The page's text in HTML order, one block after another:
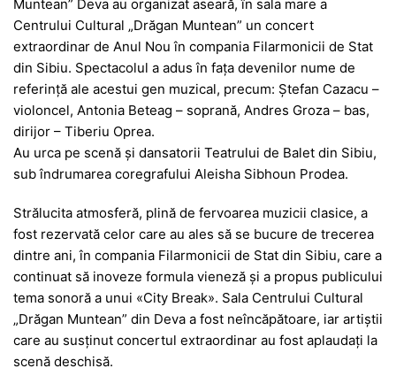
e
b
o
o
k
s
A
p
p
s
e
n
g
er
er gr
a
m
s
a
g
e
je
a
z
ă
Muntean” Deva au organizat aseară, în sala mare a
Centrului Cultural „Drăgan Muntean” un concert
extraordinar de Anul Nou în compania Filarmonicii de Stat
din Sibiu. Spectacolul a adus în fața devenilor nume de
referință ale acestui gen muzical, precum: Ștefan Cazacu –
violoncel, Antonia Beteag – soprană, Andres Groza – bas,
dirijor – Tiberiu Oprea.
Au urca pe scenă și dansatorii Teatrului de Balet din Sibiu,
sub îndrumarea coregrafului Aleisha Sibhoun Prodea.
Strălucita atmosferă, plină de fervoarea muzicii clasice, a
fost rezervată celor care au ales să se bucure de trecerea
dintre ani, în compania Filarmonicii de Stat din Sibiu, care a
continuat să inoveze formula vieneză și a propus publicului
tema sonoră a unui «City Break». Sala Centrului Cultural
„Drăgan Muntean” din Deva a fost neîncăpătoare, iar artiștii
care au susținut concertul extraordinar au fost aplaudați la
scenă deschisă.